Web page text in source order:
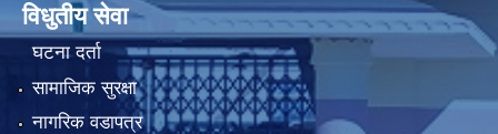
विधुतीय सेवा
घटना दर्ता
सामाजिक सुरक्षा
नागरिक वडापत्र